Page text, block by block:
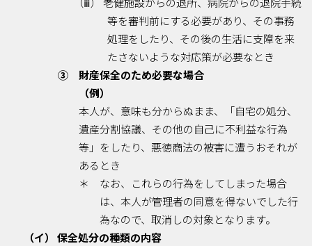
等を審判前にする必要があり、その事務
処理をしたり、その後の生活に支障を来
たさないような対応策が必要なとき
③ 財産保全のため必要な場合
（例）
本人が、意味も分からぬまま、「自宅の処分、
遺産分割協議、その他の自己に不利益な行為
等」をしたり、悪徳商法の被害に遭うおそれが
あるとき
＊ なお、これらの行為をしてしまった場合
は、本人が管理者の同意を得ないでした行
為なので、取消しの対象となります。
（イ） 保全処分の種類の内容